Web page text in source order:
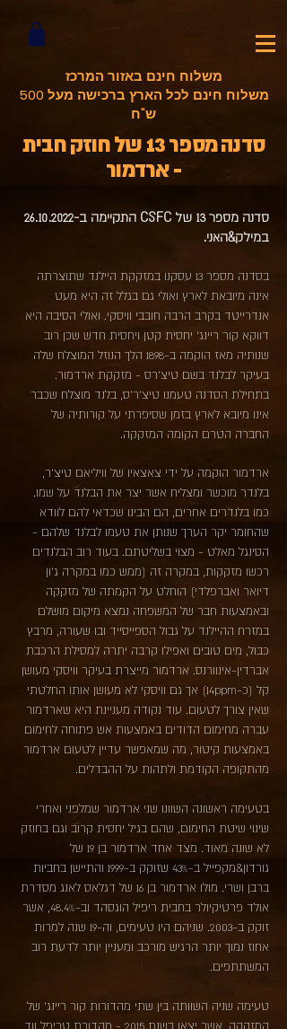
משלוח חינם באזור המרכז
משלוח חינם לכל הארץ ברכישה מעל 500
ש"ח
סדנה מספר 13 של חוזק חבית
- ארדמור
סדנה מספר 13 של CSFC התקיימ
ה ב-26.10.2022
במילק&האני.
בסדנה מספר 13 עסקנו במזקקת היילנד שתוצרתה
אינה מיובאת לארץ ואולי גם בגלל זה היא מעט
אנדרייטד בקרב הרבה חובבי וויסקי. ואולי הסיבה היא
דווקא קור ריינג' יחסית קטן ויחסית חדש שכן רוב
שנותיה מאז הוקמה ב-1898 הלך הנוזל המוצלח שלה
בעיקר לבלנד בשם טיצ'רס - מזקקת ארדמור.
בתחילת הסדנה טעמנו טיצ'ר'ס, בלנד מוצלח שכבר
אינו מיובא לארץ בזמן שסיפרתי על קורותיה של
החברה הטרם הקומה המזקקה.
ארדמור הוקמה על ידי צאצאיו של וויליאם טיצ'ר,
בלנדר מוכשר ומצליח אשר יצר את הבלנד על שמו.
כמו בלנדרים אחרים, הם הבינו שכדאי להם לוודא
שהחומר יקר הערך שנותן את טעמו לבלנד שלהם -
הסינגל מאלט - מצוי בשליטתם. בעוד רוב הבלנדים
רכשו מזקקות, במקרה זה (ממש כמו במקרה ג'ון
דיואר ואברפלדי) הוחלט על הקמתה של מזקקה
ובאמצעות חבר של המשפחה נמצא מיקום מושלם
במזרח ההיילנד על גבול הספייסייד ובו שעורה, מרבץ
כבול, מים טובים ואפילו קרבה יתרה למסילת הרכבת
אברדין-אינוורנס. ארדמור מייצרת בעיקר וויסקי מעושן
קל (כ-14ppm) אך גם וויסקי לא מעושן אותו החלטתי
שאין צורך לטעום. עוד נקודה מעניינת היא שארדמור
עברה מחימום הדודים באמצעות אש פתוחה לחימום
באמצעות קיטור, מה שמאפשר עדיין לטעום ארדמור
מהתקופה הקודמת ולתהות על ההבדלים.
בטעימה ראשונה השוונו שני ארדמור שמלפני ואחרי
שינוי שיטת החימום, שהם בגיל יחסית קרוב וגם בחוזק
לא שונה מאוד. מצד אחד ארדמור בן 19 של
גורדון&מקפייל ב-43% שזוקק ב-1999 והתיישן בחביות
ברבן ושרי. מולו ארדמור בן 16 של דגלאס לאנג מסדרת
אולד פרטיקיולר בחבית ריפיל הוגסהד וב-48.4%, אשר
זוקק ב-2003. שניהם היו טעימים, וה-19 שנה למרות
אחוז נמוך יותר הרגיש מורכב ומעניין יותר לדעת רוב
המשתתפים.
טעימה שניה השוותה בין שתי מהדורות קור ריינג' של
המזקקה, אשר יצאו בשנת 2015 - מהדורת טריפל ווד